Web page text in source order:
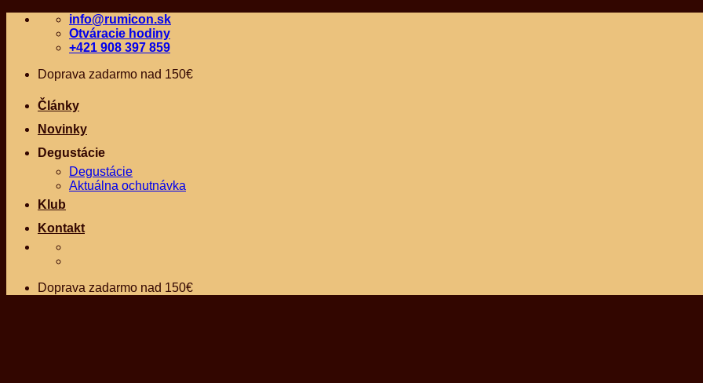
Skip
info@rumicon.sk
Otváracie hodiny
+421 908 397 859
Doprava zadarmo nad 150€
Články
Novinky
Degustácie
Degustácie
Aktuálna ochutnávka
Klub
Kontakt
Doprava zadarmo nad 150€